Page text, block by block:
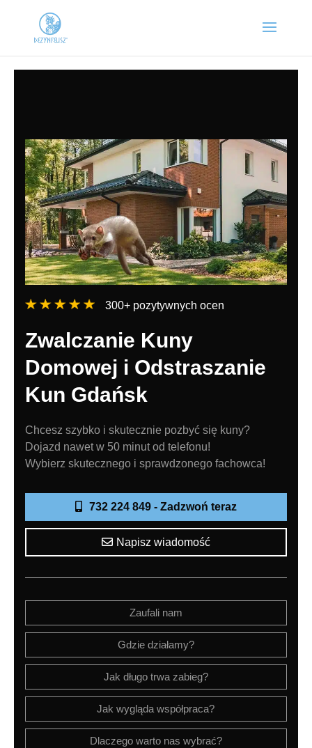
300+ pozytywnych ocen
Zwalczanie Kuny
Domowej i Odstraszanie
Kun Gdańsk
Chcesz szybko i skutecznie pozbyć się kuny?
Dojazd nawet w 50 minut od telefonu!
Wybierz skutecznego i sprawdzonego fachowca!
732 224 849 - Zadzwoń teraz
Napisz wiadomość
Zaufali nam
Gdzie działamy?
Jak długo trwa zabieg?
Jak wygląda współpraca?
Dlaczego warto nas wybrać?